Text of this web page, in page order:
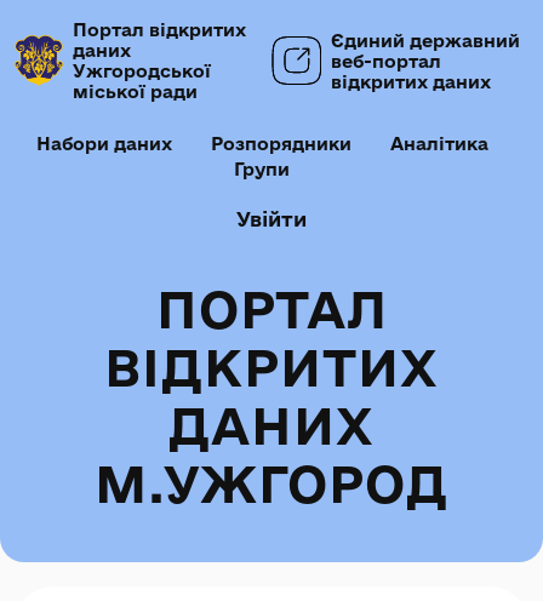
Портал відкритих
даних
Ужгородської
міської ради
Єдиний державний
веб-портал
відкритих даних
Набори даних Розпорядники
Аналітика
Групи
Увійти
ПОРТАЛ
ВІДКРИТИХ
ДАНИХ
М.УЖГОРОД